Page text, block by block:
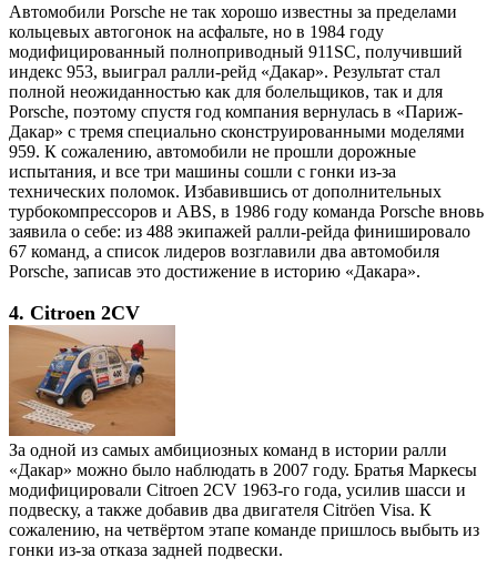
Автомобили Porsche не так хорошо известны за пределами
кольцевых автогонок на асфальте, но в 1984 году
модифицированный полноприводный 911SC, получивший
индекс 953, выиграл ралли-рейд «Дакар». Результат стал
полной неожиданностью как для болельщиков, так и для
Porsche, поэтому спустя год компания вернулась в «Париж-
Дакар» с тремя специально сконструированными моделями
959. К сожалению, автомобили не прошли дорожные
испытания, и все три машины сошли с гонки из-за
технических поломок. Избавившись от дополнительных
турбокомпрессоров и ABS, в 1986 году команда Porsche вновь
заявила о себе: из 488 экипажей ралли-рейда финишировало
67 команд, а список лидеров возглавили два автомобиля
Porsche, записав это достижение в историю «Дакара».
4. Citroen 2CV
За одной из самых амбициозных команд в истории ралли
«Дакар» можно было наблюдать в 2007 году. Братья Маркесы
модифицировали Citroen 2CV 1963-го года, усилив шасси и
подвеску, а также добавив два двигателя Citröen Visa. К
сожалению, на четвёртом этапе команде пришлось выбыть из
гонки из-за отказа задней подвески.